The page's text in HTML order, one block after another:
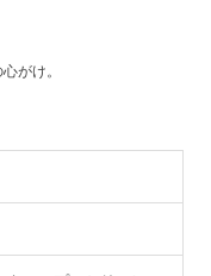
がけ。